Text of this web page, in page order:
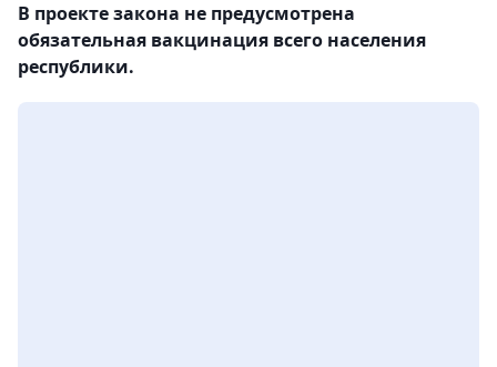
В проекте закона не предусмотрена
обязательная вакцинация всего населения
республики.